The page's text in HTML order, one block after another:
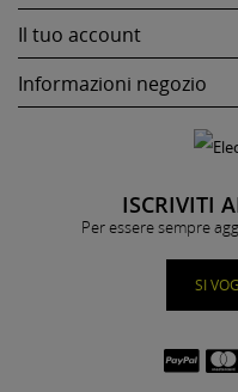
Il tuo account
Informazioni negozio
ISCRIVITI
Per essere sempre
SI